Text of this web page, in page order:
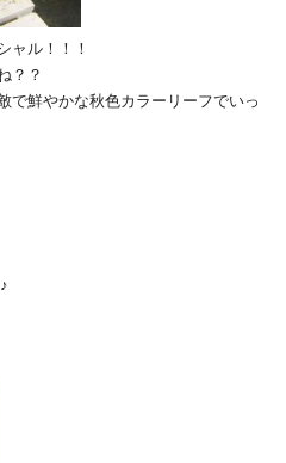
ャル！！！
？？
で鮮やかな秋色カラーリーフでいっ